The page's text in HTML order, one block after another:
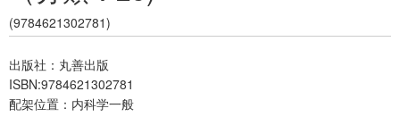
レジデント
(9784621302781)
出版社：丸善出版
ISBN:9784621302781
配架位置：内科学一般